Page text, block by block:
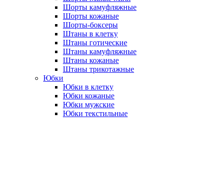
Шорты камуфляжные
Шорты кожаные
Шорты-боксеры
Штаны в клетку
Штаны готические
Штаны камуфляжные
Штаны кожаные
Штаны трикотажные
Юбки
Юбки в клетку
Юбки кожаные
Юбки мужские
Юбки текстильные